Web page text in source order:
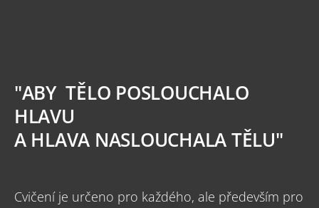
"ABY TĚLO POSLOUCHALO
HLAVU
A HLAVA NASLOUCHALA TĚLU"
Cvičení je určeno pro každého, ale především pro